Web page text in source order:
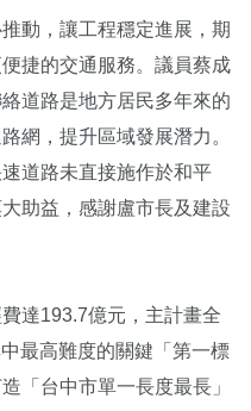
動，讓工程穩定進展，期
捷的交通服務。議員蔡成
道路是地方居民多年來的
網，提升區域發展潛力。
道路未直接施作於和平
助益，感謝盧市長及建設
達193.7億元，主計畫全
最高難度的關鍵「第一標
「台中市單一長度最長」